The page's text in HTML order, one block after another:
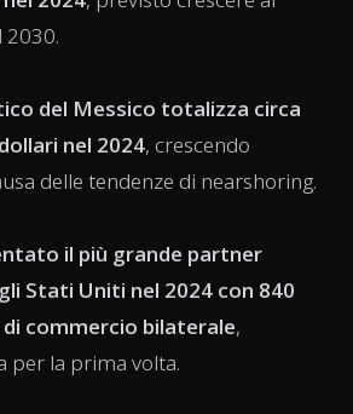
2030.
del Messico totalizza circa
nel 2024, crescendo
delle tendenze di nearshoring.
il più grande partner
Stati Uniti nel 2024 con 840
commercio bilaterale,
per la prima volta.